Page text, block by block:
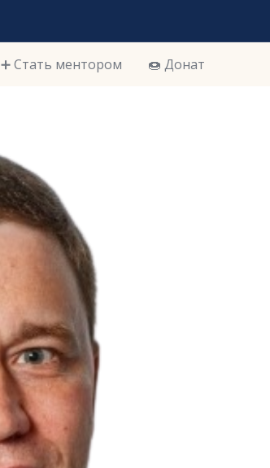
➕ Стать ментором 🍩 Донат